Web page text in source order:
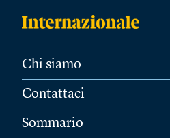
Chi siamo
Contattaci
Sommario